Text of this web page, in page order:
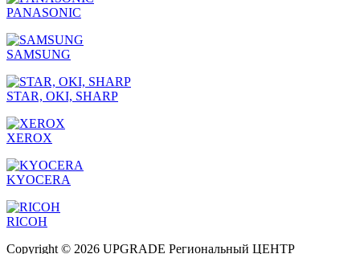
PANASONIC
SAMSUNG
STAR, OKI, SHARP
XEROX
KYOCERA
RICOH
Copyright © 2026 UPGRADE Региональный ЦЕНТР